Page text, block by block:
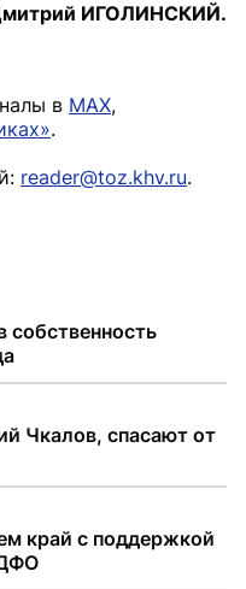
ИГОЛИНСКИЙ.
в MAX,
.
reader@toz.khv.ru.
Чкалов, спасают от
край с поддержкой